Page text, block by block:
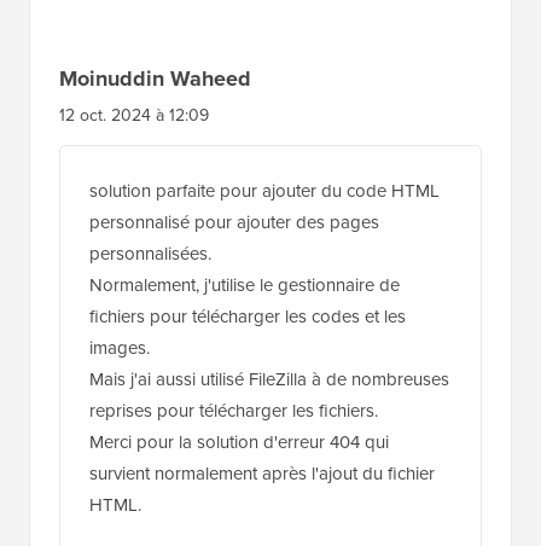
Moinuddin Waheed
12 oct. 2024 à 12:09
solution parfaite pour ajouter du code HTML
personnalisé pour ajouter des pages
personnalisées.
Normalement, j'utilise le gestionnaire de
fichiers pour télécharger les codes et les
images.
Mais j'ai aussi utilisé FileZilla à de nombreuses
reprises pour télécharger les fichiers.
Merci pour la solution d'erreur 404 qui
survient normalement après l'ajout du fichier
HTML.